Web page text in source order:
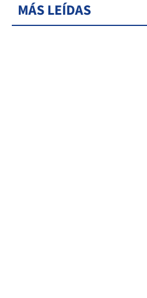
MÁS LEÍDAS